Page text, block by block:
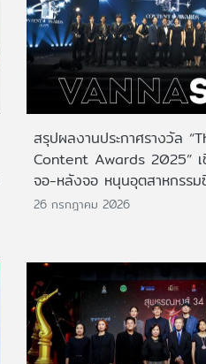
สรุปผลงานประกาศรางวัล
Content Awards 2025” เ
จอ-หลังจอ หนุนอุตสาหกรรม
26 กรกฎาคม 2026